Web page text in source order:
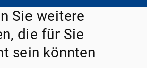
Sie weitere
die für Sie
sein könnten